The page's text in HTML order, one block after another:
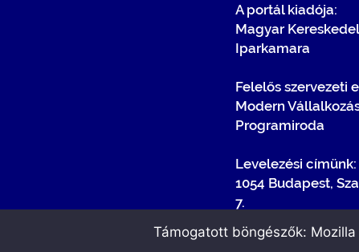
A portál kiadója:
Magyar
Iparkamara
Felelős szervezeti
Modern
Programiroda
Levelezési címünk:
1054 Budapest,
7.
Támogatott böngészők: